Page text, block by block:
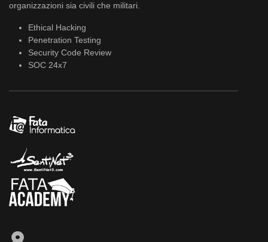
organizzazioni sia civili che militari.
Ethical Hacking
Penetration Testing
Security Code Review
SOC 24x7